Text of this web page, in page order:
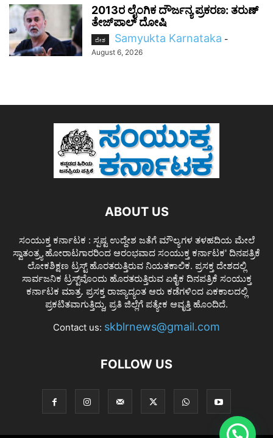
2013ರ ಲೈಂಗಿಕ ದೌರ್ಜನ್ಯ ಪ್ರಕರಣ: ತರುಣ್
ತೇಜ್‌ಪಾಲ್ ದೋಷಿ
ದೇಶ Samyukta Karnataka -
August 6, 2026
ABOUT US
ಸಂಯುಕ್ತ ಕರ್ನಾಟಕ : ಸ್ಪಷ್ಟ ಉದ್ದೇಶ ಜತೆಗೆ ಮೌಲ್ಯಗಳ ತಳಹದಿಯ ಮೇಲೆ
ಸ್ವಾತಂತ್ರ್ಯ ಹೋರಾಟಗಾರರಿಂದ ಆರಂಭವಾದ ಸಂಯುಕ್ತ ಕರ್ನಾಟಕ' ದಿನಪತ್ರಿಕೆ
ಲೋಕಶಿಕ್ಷಣ ಟ್ರಸ್ಟ್ ಹೊರತರುತ್ತಿರುವ ನಿಯತಕಾಲಿಕ. ಪ್ರಸಕ್ತ ದೇಶದಲ್ಲಿ
ಸಾರ್ವಜನಿಕ ಟ್ರಸ್ಟ್‌ವೊಂದು ಹೊರತರುತ್ತಿರುವ ಏಕೈಕ ದಿನಪತ್ರಿಕೆ ಸಂಯುಕ್ತ
ಕರ್ನಾಟಕ ಮಾತ್ರ. ಪ್ರಸಕ್ತ ರಾಜ್ಯಾದ್ಯಂತ ಆರು ಕಡೆಗಳಿಂದ ಏಕಕಾಲದಲ್ಲಿ
ಪ್ರಕಟಿತವಾಗುತ್ತಿದ್ದು, ಪ್ರತಿ ಜಿಲ್ಲೆಗೆ ಪತ್ಯೇಕ ಆವೃತ್ತಿ ಹೊಂದಿದೆ.
Contact us: skblrnews@gmail.com
FOLLOW US